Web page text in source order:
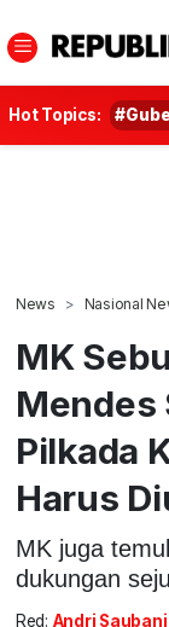
Hot Topics:
News Nasional
MK
Mendes
Pilkada
Harus
MK juga
dukungan
Red: Andri Saubani